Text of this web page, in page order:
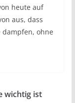
heute auf
aus, dass
dampfen, ohne
wichtig ist